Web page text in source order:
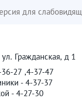
для
Гражданская, д 1
4-37-47, 4-36-27 - регистратура поликлиники
4-37-37 - регистратура детской поликлиники